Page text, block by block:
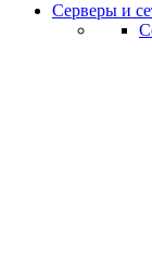
Серверы и